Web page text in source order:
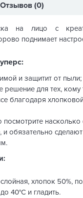
Отзывов (0)
на лицо с
поднимает
и защитит от пыли;
решение для тех,
благодаря
посмотрите
и обязательно
хлопок 50%,
40°C и гладить.